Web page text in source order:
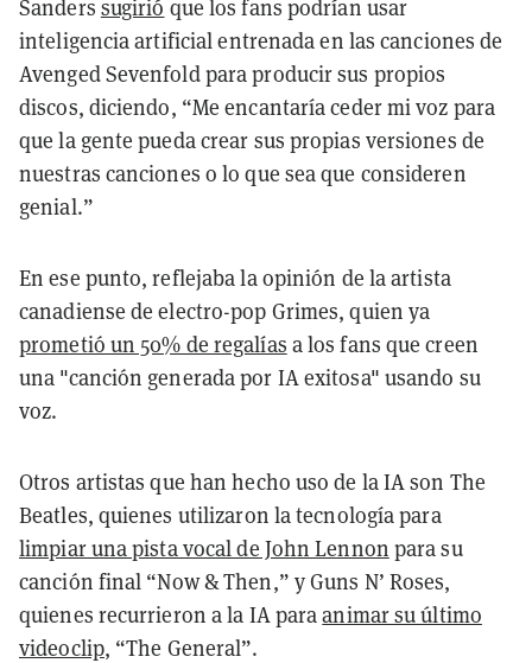
Sanders sugirió que los fans podrían usar
inteligencia artificial entrenada en las canciones de
Avenged Sevenfold para producir sus propios
discos, diciendo, “Me encantaría ceder mi voz para
que la gente pueda crear sus propias versiones de
nuestras canciones o lo que sea que consideren
genial.”
En ese punto, reflejaba la opinión de la artista
canadiense de electro-pop Grimes, quien ya
prometió un 50% de regalías a los fans que creen
una "canción generada por IA exitosa" usando su
voz.
Otros artistas que han hecho uso de la IA son The
Beatles, quienes utilizaron la tecnología para
limpiar una pista vocal de John Lennon para su
canción final “Now & Then,” y Guns N’ Roses,
quienes recurrieron a la IA paraanimar su último
videoclip, “The General”.